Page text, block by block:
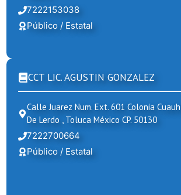
7222153038
Público / Estatal
CCT LIC. AGUSTIN GONZALEZ
Calle Juarez Num. Ext. 601 Colonia
De Lerdo , Toluca México CP. 50130
7222700664
Público / Estatal